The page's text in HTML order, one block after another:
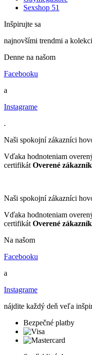
Sexshop 51
Inšpirujte sa
najnovšími trendmi a
Denne na našom
Facebooku
a
Instagrame
.
Naši spokojní zákazníci
Vďaka hodnoteniam
certifikát Overené
Naši spokojní zákazníci
Vďaka hodnoteniam
certifikát Overené
Na našom
Facebooku
a
Instagrame
nájdite každý deň veľa
Bezpečné platby